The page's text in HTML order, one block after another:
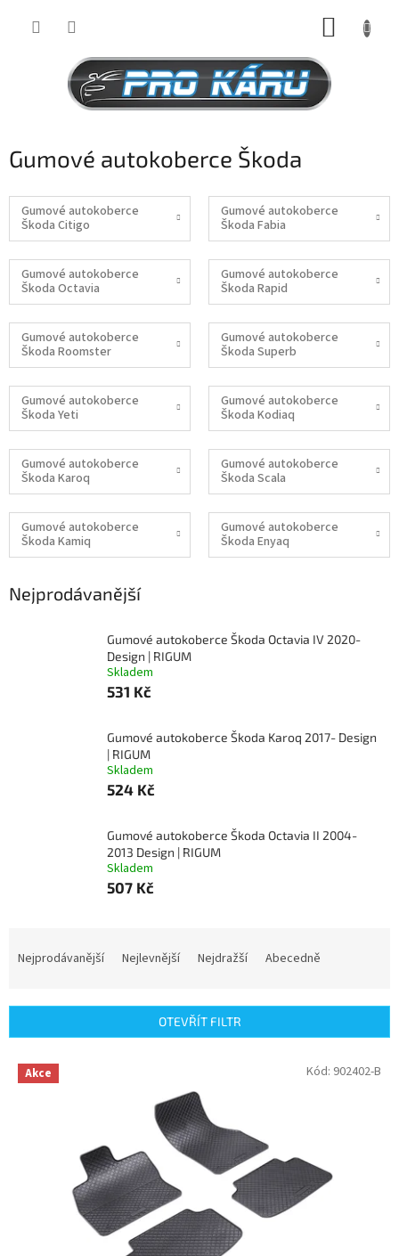
Gumové autokoberce Škoda
Gumové autokoberce
Škoda Citigo
Gumové autokoberce
Škoda Fabia
Gumové autokoberce
Škoda Octavia
Gumové autokoberce
Škoda Rapid
Gumové autokoberce
Škoda Roomster
Gumové autokoberce
Škoda Superb
Gumové autokoberce
Škoda Yeti
Gumové autokoberce
Škoda Kodiaq
Gumové autokoberce
Škoda Karoq
Gumové autokoberce
Škoda Scala
Gumové autokoberce
Škoda Kamiq
Gumové autokoberce
Škoda Enyaq
Nejprodávanější
Gumové autokoberce Škoda Octavia IV 2020-
Design | RIGUM
Skladem
531 Kč
Gumové autokoberce Škoda Karoq 2017- Design
| RIGUM
Skladem
524 Kč
Gumové autokoberce Škoda Octavia II 2004-
2013 Design | RIGUM
Skladem
507 Kč
í
Nejprodávanější Nejlevnější Nejdražší Abecedně
OTEVŘÍT FILTR
V Akce Kód: 902402-B